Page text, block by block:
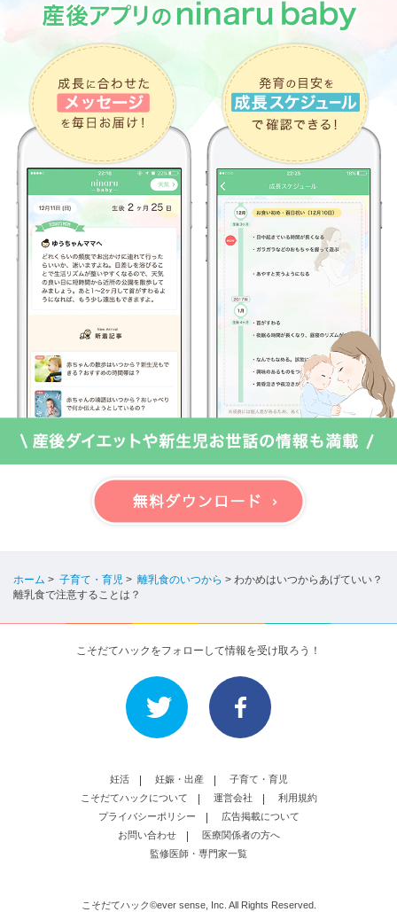
ホーム > 子育て・育児 > 離乳食のいつから > わかめはいつからあげていい？
離乳食で注意することは？
こそだてハックをフォローして情報を受け取ろう！
妊活 妊娠・出産
子育て・育児
こそだてハックについて
運営会社
利用規約
プライバシーポリシー
広告掲載について
お問い合わせ
医療関係者の方へ
監修医師・専門家一覧
こそだてハック©ever sense, Inc. All Rights Reserved.